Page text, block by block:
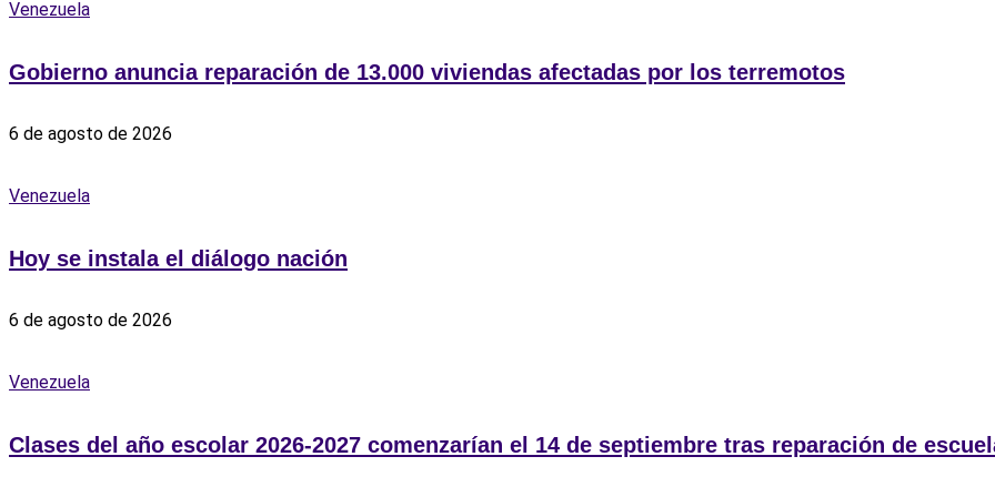
Venezuela
Gobierno anuncia reparación de 13.000 viviendas afectadas por los terremotos
6 de agosto de 2026
Venezuela
Hoy se instala el diálogo nación
6 de agosto de 2026
Venezuela
Clases del año escolar 2026-2027 comenzarían el 14 de septiembre tras reparación de